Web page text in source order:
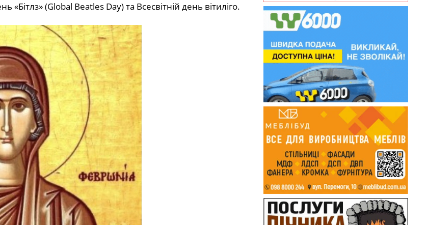
«Бітлз» (Global Beatles Day) та Всесвітній день вітиліго.